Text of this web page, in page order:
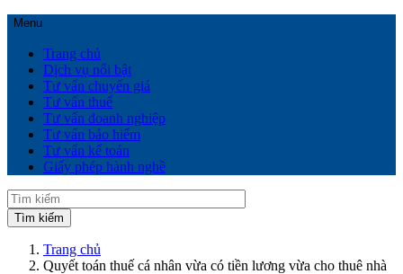
Menu
Trang chủ
Dịch vụ nổi bật
Tư vấn chuyển giá
Tư vấn thuế
Tư vấn doanh nghiệp
Tư vấn bảo hiểm
Tư vấn kế toán
Giấy phép hành nghề
Trang chủ
Quyết toán thuế cá nhân vừa có tiền lương vừa cho thuê nhà